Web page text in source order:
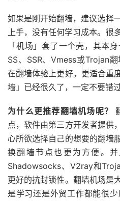
如果是刚开始翻墙，建议选择
上手，没有任何学习成本。很
「机场」套了一个壳，其本
SS、SSR、Vmess或Trojan
在翻墙体验上更好，更适合重
墙」已经很久了，一定不要错
为什么更推荐翻墙机场呢？
点，软件由第三方开发者提供
心所欲选择自己的想要的翻墙
换翻墙节点也更为方便。
Shadowsocks、V2ray和
更好的抗封锁性。翻墙机场是
是学习还是外贸工作都能很